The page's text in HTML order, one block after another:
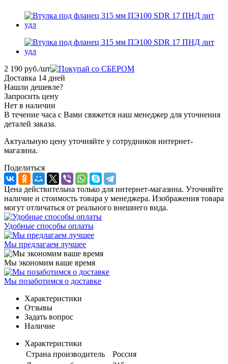
2 190 руб./шт
Доставка 14 дней
Нашли дешевле?
Запросить цену
Нет в наличии
В течение часа с Вами свяжется наш менеджер для уточнения
деталей заказа.
Актуальную цену уточняйте у сотрудников интернет-
магазина.
Поделиться
Цена действительна только для интернет-магазина. Уточняйте
наличие и стоимость товара у менеджера. Изображения товара
могут отличаться от реального внешнего вида.
Удобные способы оплаты
Мы предлагаем лучшее
Мы экономим ваше время
Мы позаботимся о доставке
Характеристики
Отзывы
Задать вопрос
Наличие
Характеристики
Страна производитель
Россия